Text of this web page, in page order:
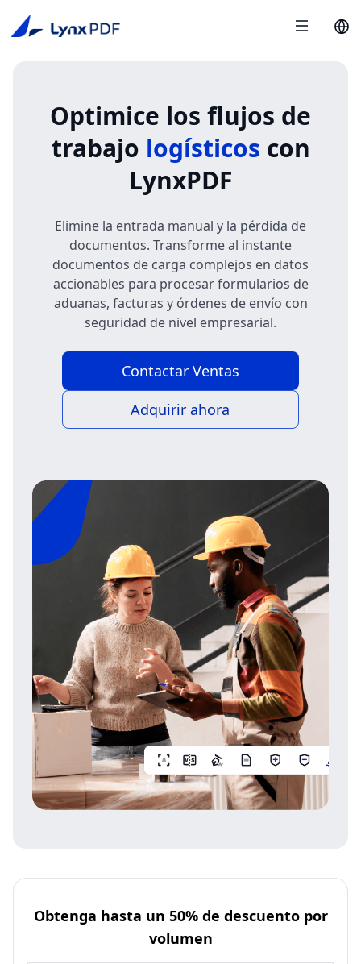
Optimice los flujos de
trabajo logísticos con
LynxPDF
Elimine la entrada manual y la pérdida de
documentos. Transforme al instante
documentos de carga complejos en datos
accionables para procesar formularios de
aduanas, facturas y órdenes de envío con
seguridad de nivel empresarial.
Contactar Ventas
Adquirir ahora
Obtenga hasta un 50% de descuento por
volumen